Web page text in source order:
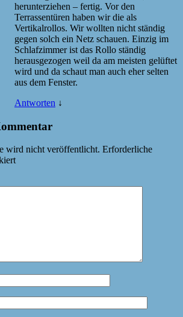
herunterziehen – fertig. Vor den
Terrassentüren haben wir die als
Vertikalrollos. Wir wollten nicht ständig
gegen solch ein Netz schauen. Einzig im
Schlafzimmer ist das Rollo ständig
herausgezogen weil da am meisten gelüftet
wird und da schaut man auch eher selten
aus dem Fenster.
Antworten ↓
wird nicht veröffentlicht. Erforderliche